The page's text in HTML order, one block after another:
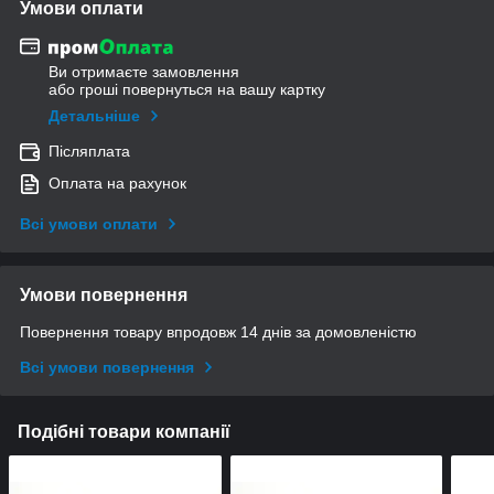
Умови оплати
Ви отримаєте замовлення
або гроші повернуться на вашу картку
Детальніше
Післяплата
Оплата на рахунок
Всі умови оплати
Умови повернення
Повернення товару впродовж 14 днів за домовленістю
Всі умови повернення
Подібні товари компанії